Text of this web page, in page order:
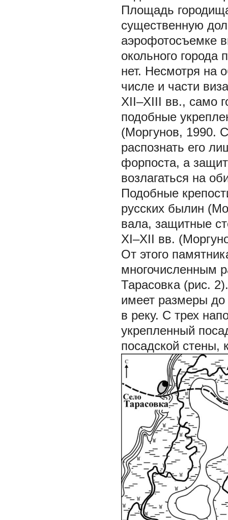
Площадь
существенную
аэрофотосъемке
окольного города
нет. Несмотря на
числе и части
XII–XIII вв., само
подобные
(Моргунов, 1990.
распознать его
форпоста, а
возлагаться на
Подобные
русских былин
вала, защитные
XI–XII вв.
От этого
многочисленным
Тарасовка (рис.
имеет размеры
в реку. С трех
укрепленный
посадской стены,